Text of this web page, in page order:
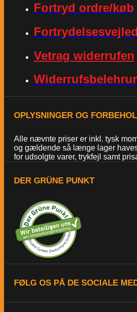
Fortryd ordre/køb
Vetrag widerrufen
OPLYSNINGER OG
Alle nævnte priser er inkl. tysk
og gældende så længe lager
for udsolgte varer, trykfejl samt
DER GRÜNE PUNKT
FØLG OS PÅ DE SOCIALE